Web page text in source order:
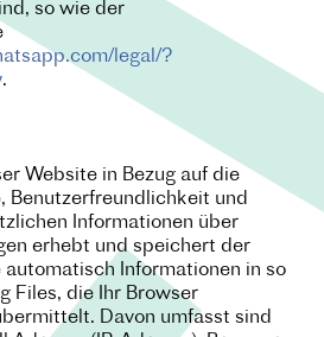
so wie der
legal/?
.
Website in Bezug auf die
Benutzerfreundlichkeit und
Informationen über
erhebt und speichert der
automatisch Informationen in so
Files, die Ihr Browser
Davon umfasst sind